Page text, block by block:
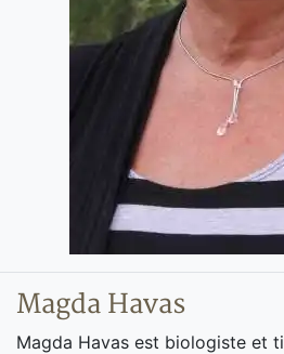
Magda Havas
Magda Havas est biologiste et